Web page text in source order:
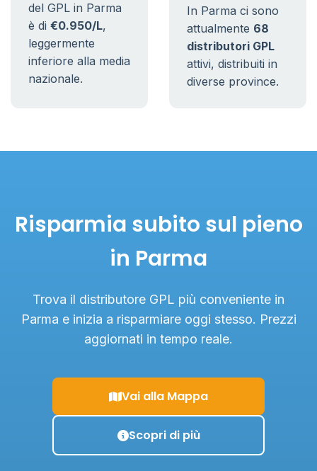
del GPL in Parma
è di €0.950/L,
leggermente
inferiore alla media
nazionale.
In Parma ci sono
attualmente 68
distributori GPL
attivi, distribuiti in
diverse province.
Risparmia subito sul pieno
in Parma
Trova il distributore GPL più conveniente in
Parma e inizia a risparmiare oggi stesso. Prezzi
aggiornati in tempo reale.
Vai alla Mappa
Scopri di più